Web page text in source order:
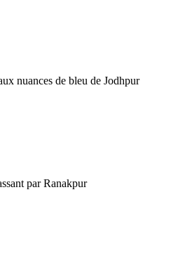
nuances de bleu de Jodhpur
par Ranakpur